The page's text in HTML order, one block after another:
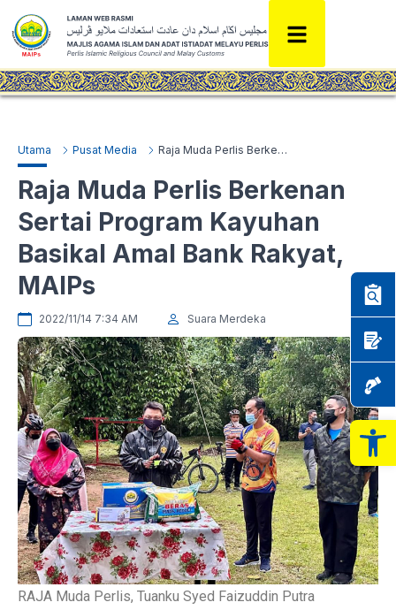
Utama Pusat Media Raja Muda Perlis Berkenan Sertai Program Kayuhan Basikal Amal Bank Rakyat, MAIPs
Raja Muda Perlis Berkenan
Sertai Program Kayuhan
Basikal Amal Bank Rakyat,
MAIPs
2022/11/14 7:34 AM Suara Merdeka
RAJA Muda Perlis, Tuanku Syed Faizuddin Putra